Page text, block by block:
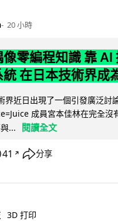
20 小時
像零編程知識 靠 AI
統 在日本技術界成
界近日出現了一個引發廣泛討
成員宮本佳林在完全沒
...
閱讀全文
41 ↗ 分享
3D 打印